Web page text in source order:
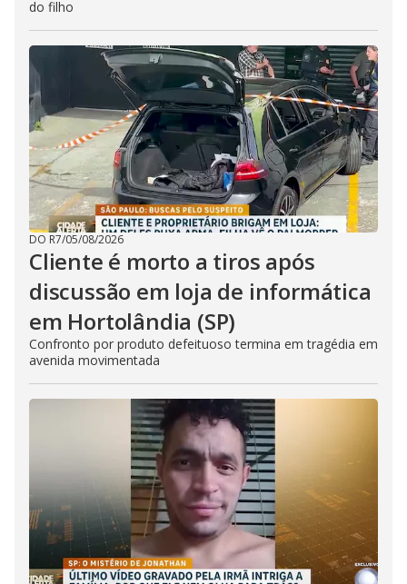
do filho
DO R7/05/08/2026
Cliente é morto a tiros após
discussão em loja de informática
em Hortolândia (SP)
Confronto por produto defeituoso termina em tragédia em
avenida movimentada